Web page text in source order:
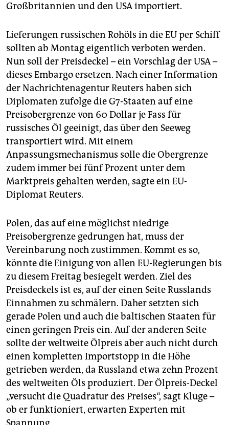
Großbritannien und den USA importiert.
Lieferungen russischen Rohöls in die EU per Schiff
sollten ab Montag eigentlich verboten werden.
Nun soll der Preisdeckel – ein Vorschlag der USA –
dieses Embargo ersetzen. Nach einer Information
der Nachrichtenagentur Reuters haben sich
Diplomaten zufolge die G7-Staaten auf eine
Preisobergrenze von 60 Dollar je Fass für
russisches Öl geeinigt, das über den Seeweg
transportiert wird. Mit einem
Anpassungsmechanismus solle die Obergrenze
zudem immer bei fünf Prozent unter dem
Marktpreis gehalten werden, sagte ein EU-
Diplomat Reuters.
Polen, das auf eine möglichst niedrige
Preisobergrenze gedrungen hat, muss der
Vereinbarung noch zustimmen. Kommt es so,
könnte die Einigung von allen EU-Regierungen bis
zu diesem Freitag besiegelt werden. Ziel des
Preisdeckels ist es, auf der einen Seite Russlands
Einnahmen zu schmälern. Daher setzten sich
gerade Polen und auch die baltischen Staaten für
einen geringen Preis ein. Auf der anderen Seite
sollte der weltweite Ölpreis aber auch nicht durch
einen kompletten Importstopp in die Höhe
getrieben werden, da Russland etwa zehn Prozent
des weltweiten Öls produziert. Der Ölpreis-Deckel
„versucht die Quadratur des Preises“, sagt Kluge –
ob er funktioniert, erwarten Experten mit